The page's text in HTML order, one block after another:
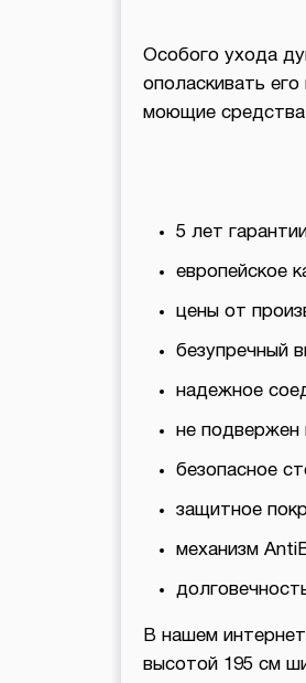
Особого ухода
ополаскивать
моющие
5 лет
европейское
цены от
безупречный
надежное
не подвержен
безопасное
защитное
механизм
В нашем
высотой 195 см